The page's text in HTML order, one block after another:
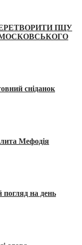
ПЦУ
МОСКОВСЬКОГО
сніданок
Мефодія
погляд на день